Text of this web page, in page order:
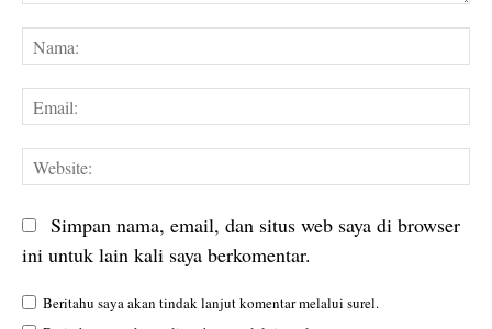
Simpan nama, email, dan situs web saya di browser
ini untuk lain kali saya berkomentar.
Beritahu saya akan tindak lanjut komentar melalui surel.